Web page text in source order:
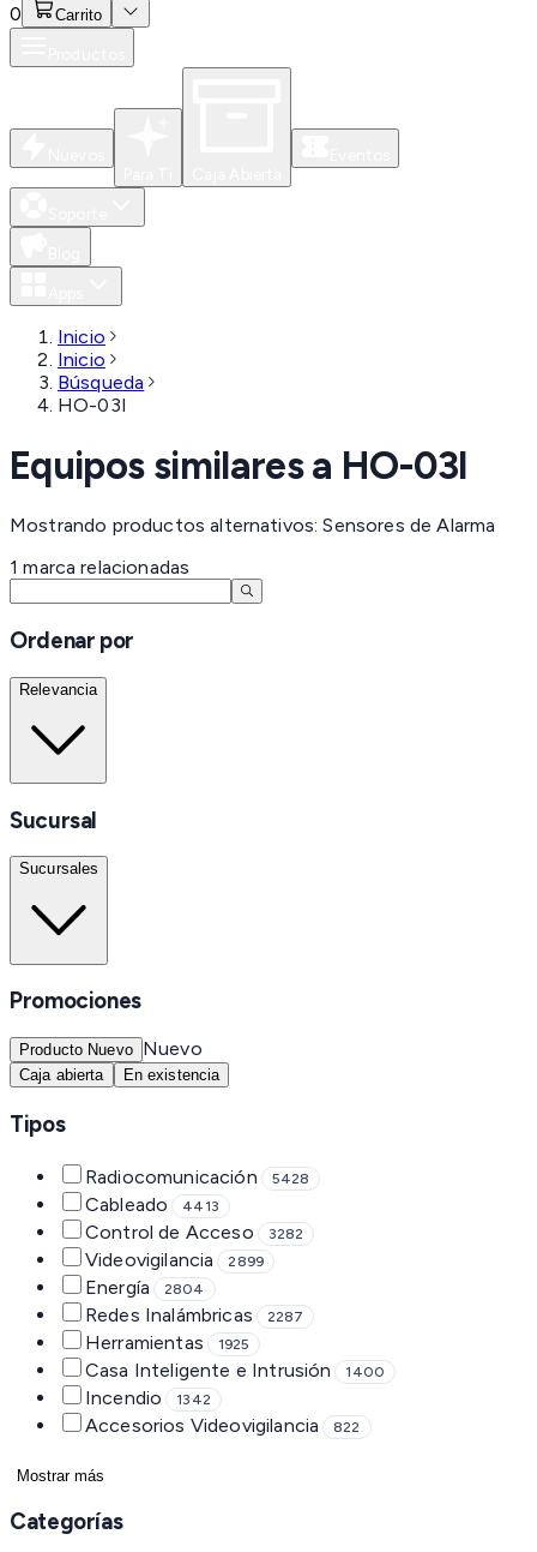
0 Carrito
Inicio
Inicio
Búsqueda
HO-03I
Equipos similares a HO-03I
Mostrando productos alternativos: Sensores de Alarma
1 marca relacionadas
Ordenar por
Relevancia
Sucursal
Sucursales
Promociones
Producto Nuevo Nuevo
Caja abierta En existencia
Tipos
Radiocomunicación 5428
Cableado 4413
Control de Acceso 3282
Videovigilancia 2899
Energía 2804
Redes Inalámbricas 2287
Herramientas 1925
Casa Inteligente e Intrusión 1400
Incendio 1342
Accesorios Videovigilancia 822
Mostrar más
Categorías